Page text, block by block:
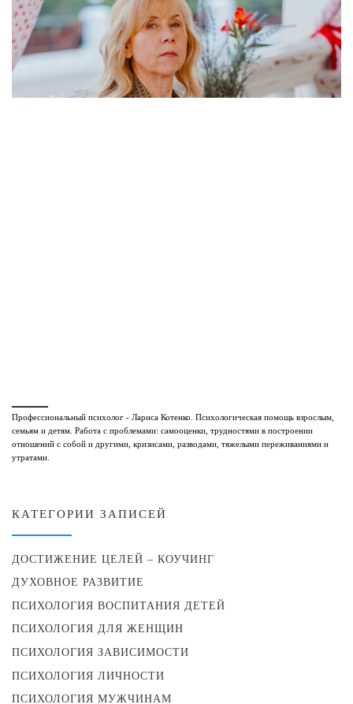
Профессиональный психолог - Лариса Котенко. Психологическая помощь взрослым,
семьям и детям. Работа с проблемами: самооценки, трудностями в построении
отношений с собой и другими, кризисами, разводами, тяжелыми переживаниями и
утратами.
КАТЕГОРИИ ЗАПИСЕЙ
ДОСТИЖЕНИЕ ЦЕЛЕЙ – КОУЧИНГ
ДУХОВНОЕ РАЗВИТИЕ
ПСИХОЛОГИЯ ВОСПИТАНИЯ ДЕТЕЙ
ПСИХОЛОГИЯ ДЛЯ ЖЕНЩИН
ПСИХОЛОГИЯ ЗАВИСИМОСТИ
ПСИХОЛОГИЯ ЛИЧНОСТИ
ПСИХОЛОГИЯ МУЖЧИНАМ